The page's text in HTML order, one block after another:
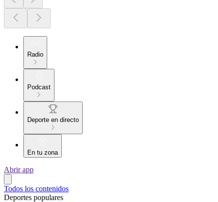
Radio
Podcast
Deporte en directo
En tu zona
Abrir app
Todos los contenidos
Deportes populares